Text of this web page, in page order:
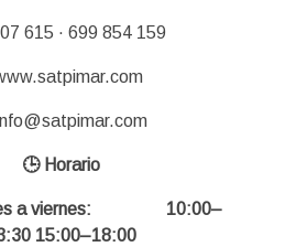
615 · 699 854 159
🕒 Horario
a viernes:
10:00–
15:00–18:00